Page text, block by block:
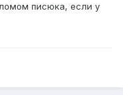
писюка, если у